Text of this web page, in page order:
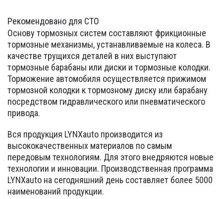
Рекомендовано для СТО
Основу тормозных систем составляют фрикционные
тормозные механизмы, устанавливаемые на колеса. В
качестве трущихся деталей в них выступают
тормозные барабаны или диски и тормозные колодки.
Торможение автомобиля осуществляется прижимом
тормозной колодки к тормозному диску или барабану
посредством гидравлического или пневматического
привода.
Вся продукция LYNXauto производится из
высококачественных материалов по самым
передовым технологиям. Для этого внедряются новые
технологии и инновации. Производственная программа
LYNXauto на сегодняшний день составляет более 5000
наименований продукции.